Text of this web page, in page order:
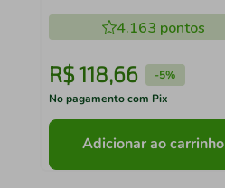
4.163 pontos
R$118,66 -5%
No pagamento com Pix
Adicionar ao carrinho